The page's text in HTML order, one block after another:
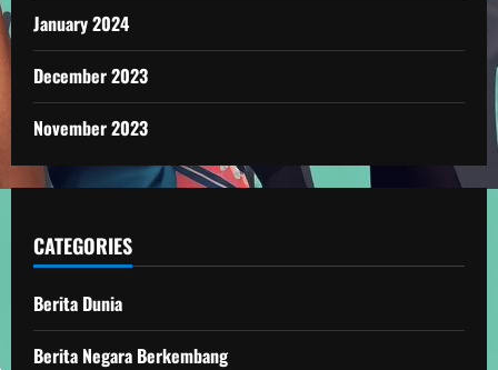
January 2024
December 2023
November 2023
CATEGORIES
Berita Dunia
Berita Negara Berkembang